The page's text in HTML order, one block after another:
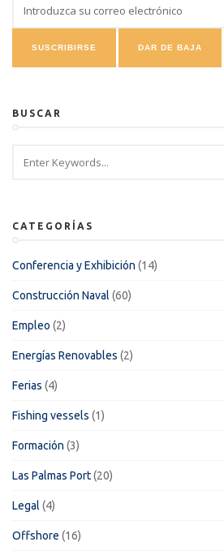
BUSCAR
CATEGORÍAS
Conferencia y Exhibición (14)
Construcción Naval (60)
Empleo (2)
Energías Renovables (2)
Ferias (4)
Fishing vessels (1)
Formación (3)
Las Palmas Port(20)
Legal (4)
Offshore (16)